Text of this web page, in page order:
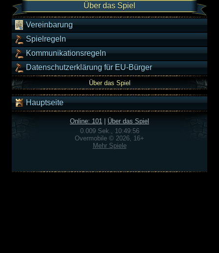
Über das Spiel
Vereinbarung
Spielregeln
Kommunikationsregeln
Datenschutzerklärung für EU-Bürger
Über das Spiel
Hauptseite
Online: 101
Über das Spiel
0.009 Sek., 10:49:56
Overmobile © 2026, 16+
Mehr Spiele